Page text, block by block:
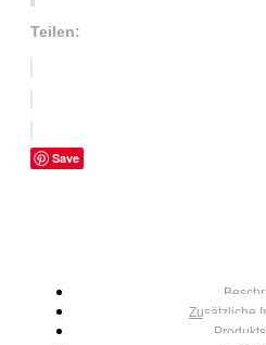
Teilen:
Save
Zusätzliche